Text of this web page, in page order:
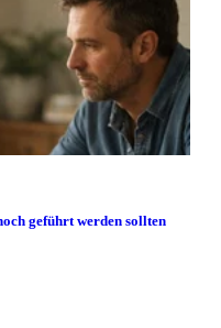
geführt werden sollten